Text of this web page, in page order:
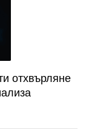
отхвърляне